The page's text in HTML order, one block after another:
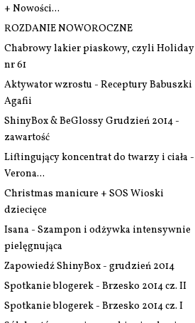
+ Nowości...
ROZDANIE NOWOROCZNE
Chabrowy lakier piaskowy, czyli Holiday
nr 61
Aktywator wzrostu - Receptury Babuszki
Agafii
ShinyBox & BeGlossy Grudzień 2014 -
zawartość
Liftingujący koncentrat do twarzy i ciała -
Verona...
Christmas manicure + SOS Wioski
dziecięce
Isana - Szampon i odżywka intensywnie
pielęgnująca
Zapowiedź ShinyBox - grudzień 2014
Spotkanie blogerek - Brzesko 2014 cz. II
Spotkanie blogerek - Brzesko 2014 cz. I